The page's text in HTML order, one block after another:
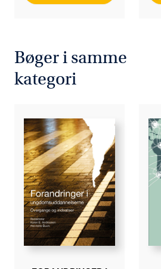
Bøger i samme
kategori